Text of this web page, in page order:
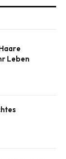
Leben